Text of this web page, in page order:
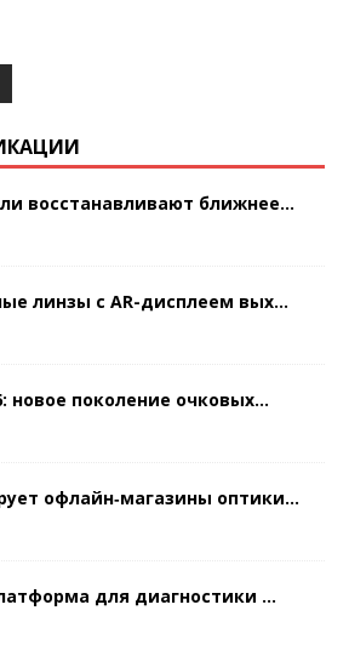
восстанавливают ближнее...
линзы с AR-дисплеем вых...
новое поколение очковых...
офлайн‑магазины оптики...
для диагностики ...